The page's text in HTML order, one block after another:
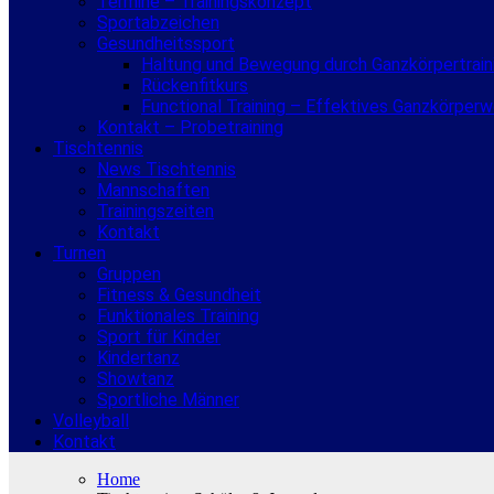
Sportabzeichen
Gesundheitssport
Haltung und Bewegung durch
Rückenfitkurs
Functional Training – Effektives
Kontakt – Probetraining
Tischtennis
News Tischtennis
Mannschaften
Trainingszeiten
Kontakt
Turnen
Gruppen
Fitness & Gesundheit
Funktionales Training
Sport für Kinder
Kindertanz
Showtanz
Sportliche Männer
Volleyball
Kontakt
Home